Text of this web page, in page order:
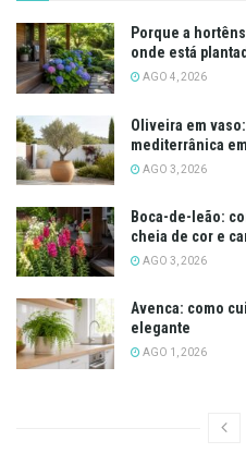
Porque a
onde está
AGO 4, 2026
Oliveira em
mediterrânica
AGO 3, 2026
Boca-de-leão:
cheia de cor e
AGO 3, 2026
Avenca: como
elegante
AGO 1, 2026